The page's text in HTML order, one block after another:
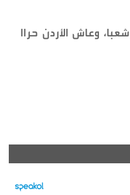
وعاش الأردن حراا